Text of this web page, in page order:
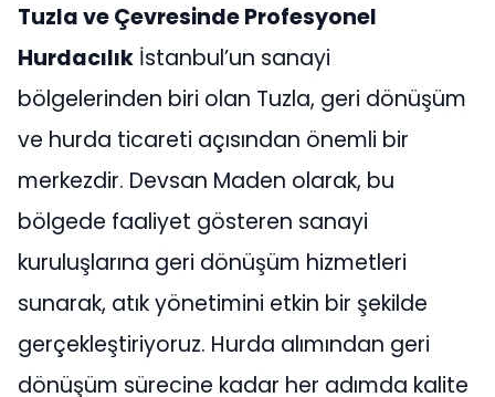
Tuzla ve Çevresinde Profesyonel
Hurdacılık İstanbul’un sanayi
bölgelerinden biri olan Tuzla, geri dönüşüm
ve hurda ticareti açısından önemli bir
merkezdir. Devsan Maden olarak, bu
bölgede faaliyet gösteren sanayi
kuruluşlarına geri dönüşüm hizmetleri
sunarak, atık yönetimini etkin bir şekilde
gerçekleştiriyoruz. Hurda alımından geri
dönüşüm sürecine kadar her adımda kalite